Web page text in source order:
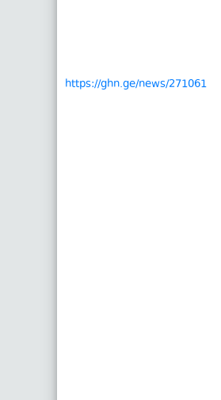
https://ghn.ge/news/271061